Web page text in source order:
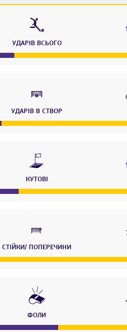
УДАРІВ ВСЬОГО
УДАРІВ В СТВОР
КУТОВІ
СТІЙКИ/ ПОПЕРЕЧИНИ
ФОЛИ